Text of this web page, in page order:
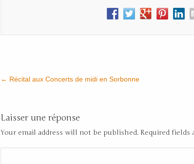
← Récital aux Concerts de midi en Sorbonne
Laisser une réponse
Your email address will not be published. Required fields